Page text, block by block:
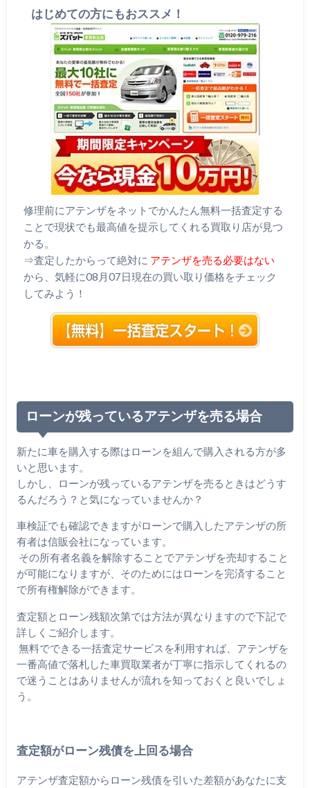
はじめての方にもおススメ！
修理前にアテンザをネットでかんたん無料一括査定する
ことで現状でも最高値を提示してくれる買取り店が見つ
かる。
⇒査定したからって絶対に アテンザを売る必要はない
から、気軽に08月07日現在の買い取り価格をチェック
してみよう！
ローンが残っているアテンザを売る場合
新たに車を購入する際はローンを組んで購入される方が多
いと思います。
しかし、ローンが残っているアテンザを売るときはどうす
るんだろう？と気になっていませんか？
車検証でも確認できますがローンで購入したアテンザの所
有者は信販会社になっています。
その所有者名義を解除することでアテンザを売却すること
が可能になりますが、そのためにはローンを完済すること
で所有権解除ができます。
査定額とローン残額次第では方法が異なりますので下記で
詳しくご紹介します。
無料でできる一括査定サービスを利用すれば、アテンザを
一番高値で落札した車買取業者が丁寧に指示してくれるの
で迷うことはありませんが流れを知っておくと良いでしょ
う。
査定額がローン残債を上回る場合
アテンザ査定額からローン残債を引いた差額があなたに支